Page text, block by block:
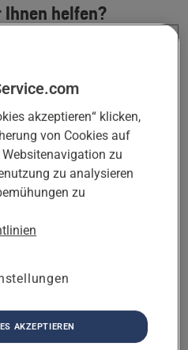
helfen?
möchten Sie
akzeptieren“ klicken,
von Cookies auf
zu
zu analysieren
zu
AKZEPTIEREN